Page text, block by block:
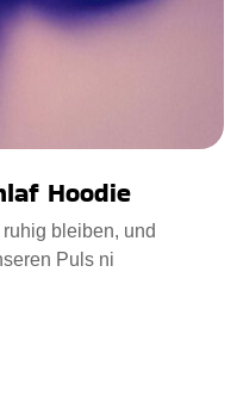
Hoodie
bleiben, und
Puls ni